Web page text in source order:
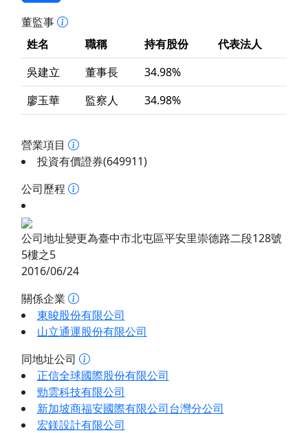
董監事
姓名
職稱 持有股份
代表法人
吳建立
董事長
34.98%
廖玉華
監察人 34.98%
營業項目
投資有價證券(649911)
公司歷程
公司地址變更為臺中市北屯區平安里崇德路二段128號
5樓之5
2016/06/24
關係企業
東晙股份有限公司
山立通運股份有限公司
同地址公司
正信全球國際股份有限公司
勁雲科技有限公司
新加坡商福安國際有限公司台灣分公司
宏鎂設計有限公司